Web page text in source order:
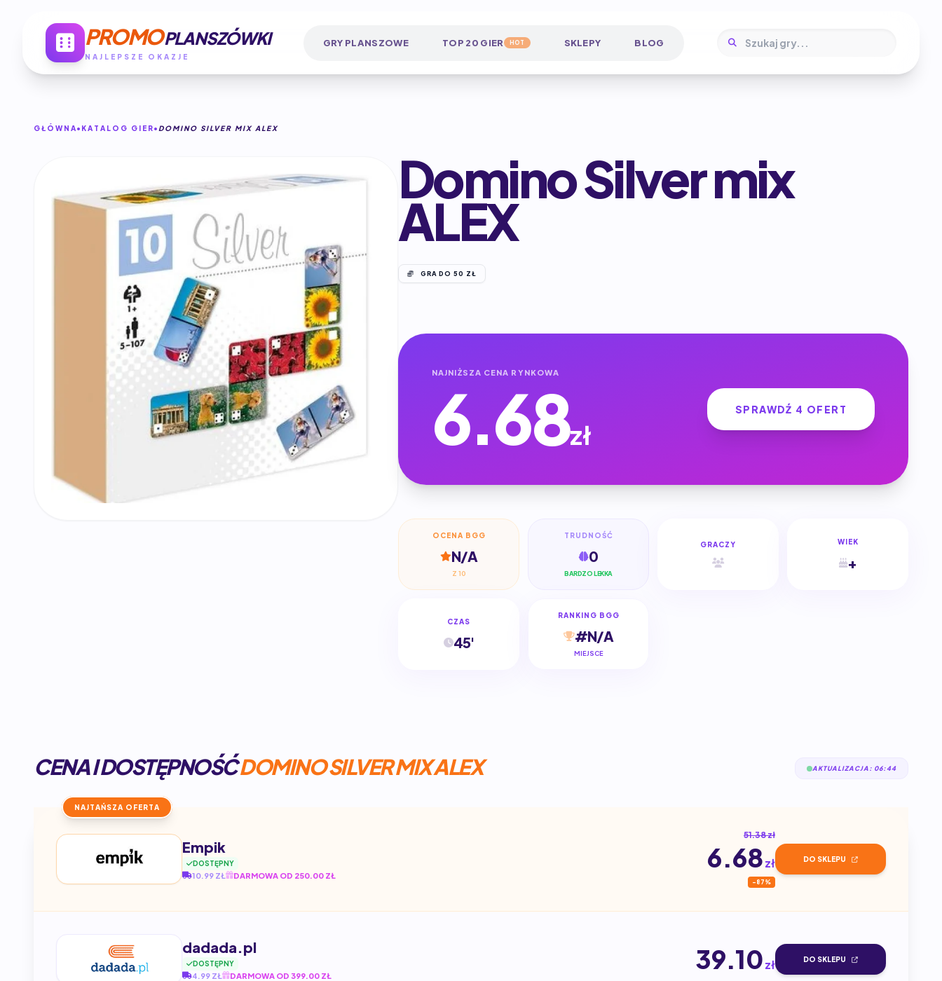
PROMOPLANSZÓWKI
NAJLEPSZE OKAZJE
GRY PLANSZOWE TOP 20 GIER HOT SKLEPY BLOG
GŁÓWNA KATALOG GIER DOMINO SILVER MIX ALEX
Domino Silver mix
ALEX
GRA DO 50 ZŁ
NAJNIŻSZA CENA RYNKOWA
6.68zł
SPRAWDŹ 4 OFERT
OCENA BGG
N/A
Z 10
TRUDNOŚĆ
0
BARDZO LEKKA
GRACZY WIEK
+
CZAS
45'
RANKING BGG
#N/A
MIEJSCE
CENA I DOSTĘPNOŚĆDOMINO SILVER MIX ALEX AKTUALIZACJA: 06:44
NAJTAŃSZA OFERTA
Empik
DOSTĘPNY
10.99 ZŁ DARMOWA OD 250.00 ZŁ
51.38 zł
6.68zł
-87%
DO SKLEPU
dadada.pl
DOSTĘPNY
4.99 ZŁ DARMOWA OD 399.00 ZŁ
39.10zł DO SKLEPU